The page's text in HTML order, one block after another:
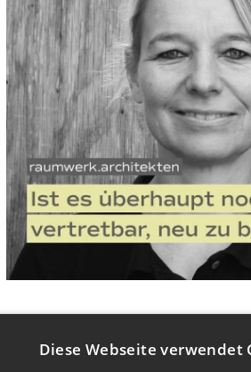
Diese Webseite verwendet